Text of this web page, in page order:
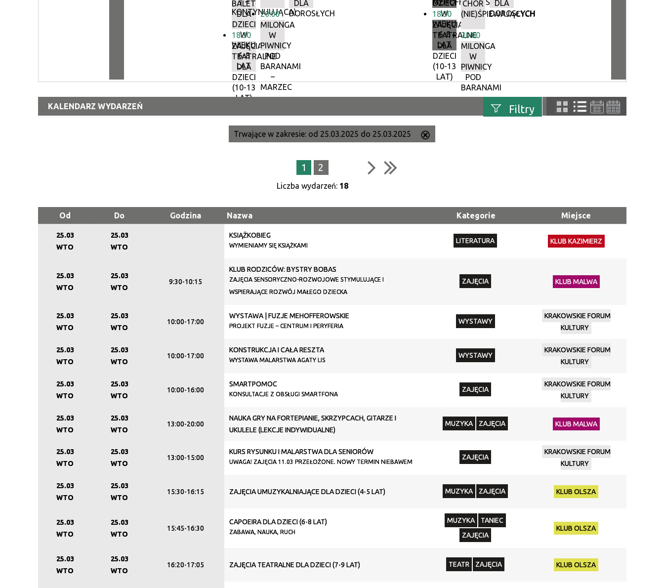
KONTYNUUJĄCA)
BALET
DLA
DZIECI
W
WIEKU
6-8
LAT
18:30
ZAJĘCIA
TEATRALNE
DLA
DZIECI
(10-13
LAT)
20:00
MILONGA
W
PIWNICY
POD
BARANAMI
–
MARZEC
DLA
DOROSŁYCH
MEHOFFEROWSKIE
DZIECI
W
WIEKU
6-8
LAT
18:30
ZAJĘCIA
TEATRALNE
DLA
DZIECI
(10-13
LAT)
CHÓR
(NIE)ŚPIEWAJĄCYCH
20:00
MILONGA
W
PIWNICY
POD
BARANAMI
–
MARZEC
DLA
DOROSŁYCH
KALENDARZ WYDARZEŃ Filtry
Miejsce
Trwające w zakresie: od 25.03.2025 do 25.03.2025
1 2
Liczba wydarzeń: 18
Od Do Godzina Nazwa Kategorie Miejsce
25.03
WTO
25.03
WTO
KSIĄŻKOBIEG
WYMIENIAMY SIĘ KSIĄŻKAMI
LITERATURA KLUB KAZIMIERZ
25.03
WTO
25.03
WTO
9:30-10:15
KLUB RODZICÓW: BYSTRY BOBAS
ZAJĘCIA SENSORYCZNO-ROZWOJOWE STYMULUJĄCE I
WSPIERAJĄCE ROZWÓJ MAŁEGO DZIECKA
ZAJĘCIA KLUB MALWA
25.03
WTO
25.03
WTO
10:00-17:00
WYSTAWA | FUZJE MEHOFFEROWSKIE
PROJEKT FUZJE – CENTRUM I PERYFERIA
WYSTAWY
KRAKOWSKIE FORUM
KULTURY
25.03
WTO
25.03
WTO
10:00-17:00
KONSTRUKCJA I CAŁA RESZTA
WYSTAWA MALARSTWA AGATY LIS
WYSTAWY
KRAKOWSKIE FORUM
KULTURY
25.03
WTO
25.03
WTO
10:00-16:00
SMARTPOMOC
KONSULTACJE Z OBSŁUGI SMARTFONA
ZAJĘCIA
KRAKOWSKIE FORUM
KULTURY
25.03
WTO
25.03
WTO
13:00-20:00
NAUKA GRY NA FORTEPIANIE, SKRZYPCACH, GITARZE I
UKULELE (LEKCJE INDYWIDUALNE)
MUZYKA ZAJĘCIA KLUB MALWA
25.03
WTO
25.03
WTO
13:00-15:00
KURS RYSUNKU I MALARSTWA DLA SENIORÓW
UWAGA! ZAJĘCIA 11.03 PRZEŁOŻONE. NOWY TERMIN NIEBAWEM
ZAJĘCIA
KRAKOWSKIE FORUM
KULTURY
25.03
WTO
25.03
WTO
15:30-16:15 ZAJĘCIA UMUZYKALNIAJĄCE DLA DZIECI (4-5 LAT) MUZYKA ZAJĘCIA KLUB OLSZA
25.03
WTO
25.03
WTO
15:45-16:30
CAPOEIRA DLA DZIECI (6-8 LAT)
ZABAWA, NAUKA, RUCH
MUZYKA
TANIEC
ZAJĘCIA
KLUB OLSZA
25.03
WTO
25.03
WTO
16:20-17:05 ZAJĘCIA TEATRALNE DLA DZIECI (7-9 LAT) TEATR ZAJĘCIA KLUB OLSZA